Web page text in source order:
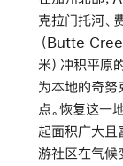
克拉门托河、
（Butte
米）冲积平原
为本地的奇努
点。恢复这一
起面积广大且
游社区在气候